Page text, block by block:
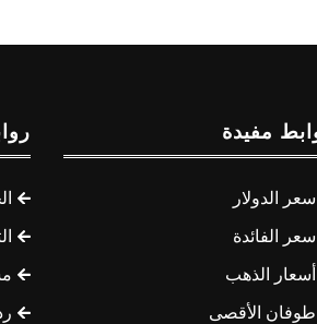
مفيدة
سعر الدولار
سعر الفائدة
أسعار الذهب
طوفان الأقصى